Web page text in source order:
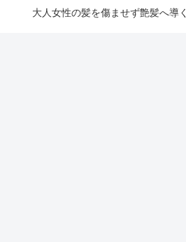
大人女性の髪を傷ませず艶髪へ